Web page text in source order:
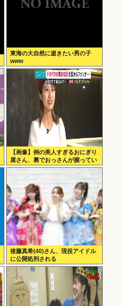
東海の大自然に逝きたい男の子
www
【画像】例の美人すぎるおにぎり
屋さん、裏でおっさんが握ってい
たwww
後藤真希(40)さん、現役アイドル
に公開処刑される